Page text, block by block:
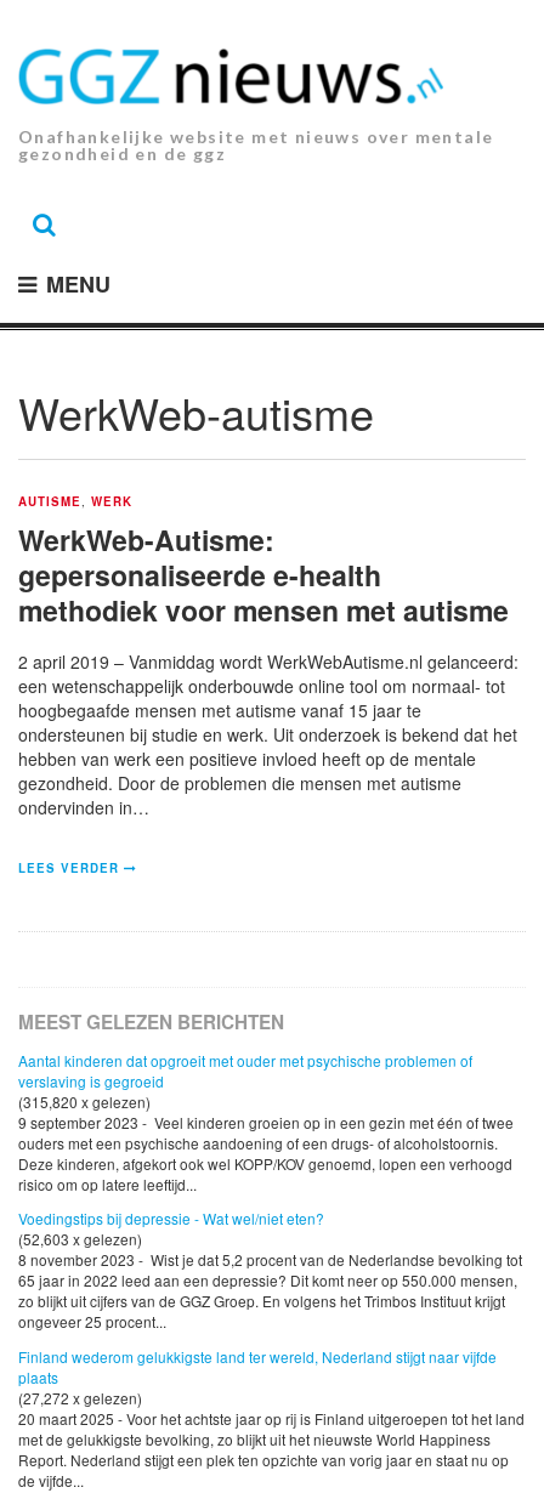
inhoud.
Onafhankelijke website met nieuws over mentale
gezondheid en de ggz
MENU
WerkWeb-autisme
AUTISME WERK
WerkWeb-Autisme:
gepersonaliseerde e-health
methodiek voor mensen met autisme
2 april 2019 – Vanmiddag wordt WerkWebAutisme.nl gelanceerd:
een wetenschappelijk onderbouwde online tool om normaal- tot
hoogbegaafde mensen met autisme vanaf 15 jaar te
ondersteunen bij studie en werk. Uit onderzoek is bekend dat het
hebben van werk een positieve invloed heeft op de mentale
gezondheid. Door de problemen die mensen met autisme
ondervinden in…
LEES VERDER
MEEST GELEZEN BERICHTEN
Aantal kinderen dat opgroeit met ouder met psychische problemen of
verslaving is gegroeid
(315,820 x gelezen)
9 september 2023 - Veel kinderen groeien op in een gezin met één of twee
ouders met een psychische aandoening of een drugs- of alcoholstoornis.
Deze kinderen, afgekort ook wel KOPP/KOV genoemd, lopen een verhoogd
risico om op latere leeftijd...
Voedingstips bij depressie - Wat wel/niet eten?
(52,603 x gelezen)
8 november 2023 - Wist je dat 5,2 procent van de Nederlandse bevolking tot
65 jaar in 2022 leed aan een depressie? Dit komt neer op 550.000 mensen,
zo blijkt uit cijfers van de GGZ Groep. En volgens het Trimbos Instituut krijgt
ongeveer 25 procent...
Finland wederom gelukkigste land ter wereld, Nederland stijgt naar vijfde
plaats
(27,272 x gelezen)
20 maart 2025 - Voor het achtste jaar op rij is Finland uitgeroepen tot het land
met de gelukkigste bevolking, zo blijkt uit het nieuwste World Happiness
Report. Nederland stijgt een plek ten opzichte van vorig jaar en staat nu op
de vijfde...